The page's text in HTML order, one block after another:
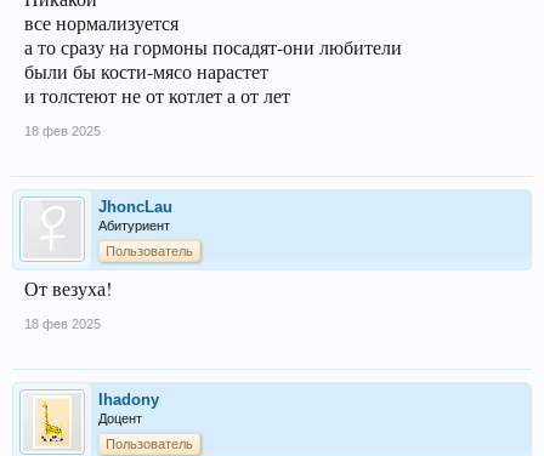
все нормализуется
а то сразу на гормоны посадят-они любители
были бы кости-мясо нарастет
и толстеют не от котлет а от лет
18 фев 2025
JhoncLau
Абитуриент
Пользователь
От везуха!
18 фев 2025
Ihadony
Доцент
Пользователь